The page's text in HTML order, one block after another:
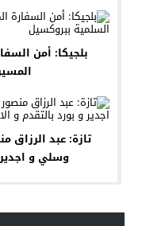
وسلي و اجدير